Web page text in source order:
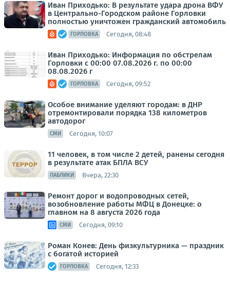
Иван Приходько: В результате удара дрона ВФУ
в Центрально-Городском районе Горловки
полностью уничтожен гражданский автомобиль
ГОРЛОВКА Сегодня, 08:48
Иван Приходько: Информация по обстрелам
Горловки с 00:00 07.08.2026 г. по 00:00
08.08.2026 г
ГОРЛОВКА Сегодня, 09:52
Особое внимание уделяют городам: в ДНР
отремонтировали порядка 138 километров
автодорог
СМИ Сегодня, 10:07
11 человек, в том числе 2 детей, ранены сегодня
в результате атак БПЛА ВСУ
ПАБЛИКИ Вчера, 22:30
Ремонт дорог и водопроводных сетей,
возобновление работы МФЦ в Донецке: о
главном на 8 августа 2026 года
СМИ Сегодня, 09:10
Роман Конев: День физкультурника — праздник
с богатой историей
ГОРЛОВКА Сегодня, 12:33